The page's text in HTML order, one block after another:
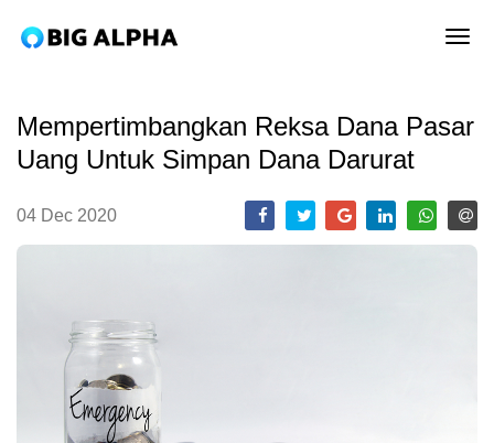
Mempertimbangkan Reksa Dana Pasar
Uang Untuk Simpan Dana Darurat
04 Dec 2020